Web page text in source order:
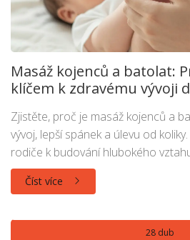
Masáž kojenců a batolat:
klíčem k zdravému vývoji
Zjistěte, proč je masáž kojenců a
vývoj, lepší spánek a úlevu od
rodiče k budování hlubokého
Číst více
28 dub